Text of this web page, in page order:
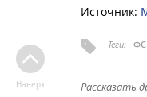
Источник:
Теги:
Рассказать
Наверх